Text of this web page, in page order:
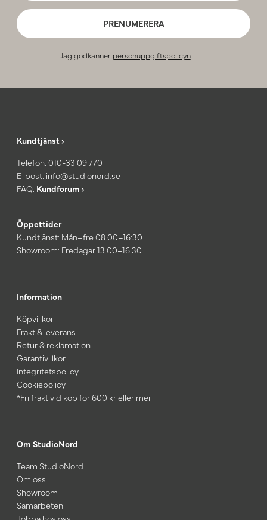
PRENUMERERA
Jag godkänner personuppgiftspolicyn.
Kundtjänst ›
Telefon: 010-33 09 770
E-post: info@studionord.se
FAQ: Kundforum ›
Öppettider
Kundtjänst: Mån–fre 08.00–16:30
Showroom: Fredagar 13.00–16:30
Information
Köpvillkor
Frakt & leverans
Retur & reklamation
Garantivillkor
Integritetspolicy
Cookiepolicy
*Fri frakt vid köp för 600 kr eller mer
Om StudioNord
Team StudioNord
Om oss
Showroom
Samarbeten